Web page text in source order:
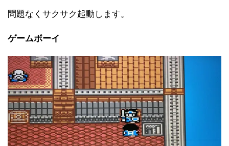
問題なくサクサク起動します。
ゲームボーイ